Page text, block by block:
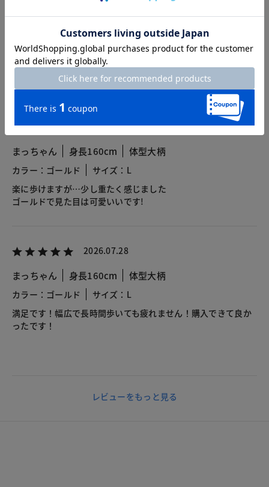
3.9 17レビュー
2026.08.02
まっちゃん 身長160cm 体型大柄
カラー：ゴールド
サイズ：L
楽に歩けますが…少し重たく感じました
ゴールドで見た目は可愛いいです!
2026.07.28
まっちゃん 身長160cm 体型大柄
カラー：ゴールド
サイズ：L
満足です！幅広で長時間歩いても疲れません！購入できて良か
ったです！
レビューをもっと見る